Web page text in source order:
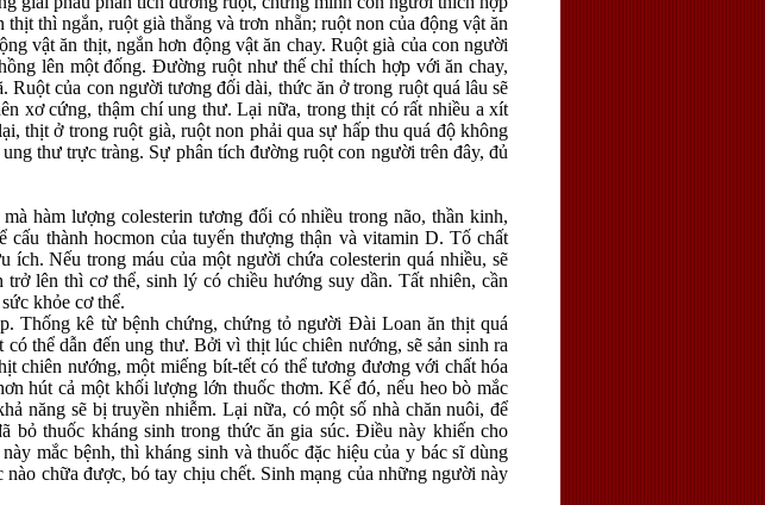
thì ngắn, ruột già thẳng và trơn nhẵn; ruột non của động vật ăn
vật ăn thịt, ngắn hơn động vật ăn chay. Ruột già của con người
lên một đống. Đường ruột như thế chỉ thích hợp với ăn chay,
của con người tương đối dài, thức ăn ở trong ruột quá lâu sẽ
xơ cứng, thậm chí ung thư. Lại nữa, trong thịt có rất nhiều a xít
thịt ở trong ruột già, ruột non phải qua sự hấp thu quá độ không
thư trực tràng. Sự phân tích đường ruột con người trên đây, đủ
hàm lượng colesterin tương đối có nhiều trong não, thần kinh,
thành hocmon của tuyến thượng thận và vitamin D. Tố chất
Nếu trong máu của một người chứa colesterin quá nhiều, sẽ
lên thì cơ thể, sinh lý có chiều hướng suy dần. Tất nhiên, cần
khỏe cơ thể.
Thống kê từ bệnh chứng, chứng tỏ người Đài Loan ăn thịt quá
thể dẫn đến ung thư. Bởi vì thịt lúc chiên nướng, sẽ sản sinh ra
chiên nướng, một miếng bít-tết có thể tương đương với chất hóa
hút cả một khối lượng lớn thuốc thơm. Kế đó, nếu heo bò mắc
năng sẽ bị truyền nhiễm. Lại nữa, có một số nhà chăn nuôi, để
bỏ thuốc kháng sinh trong thức ăn gia súc. Điều này khiến cho
mắc bệnh, thì kháng sinh và thuốc đặc hiệu của y bác sĩ dùng
chữa được, bó tay chịu chết. Sinh mạng của những người này